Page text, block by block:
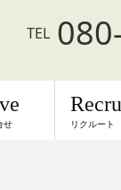
TEL
せ リクルート